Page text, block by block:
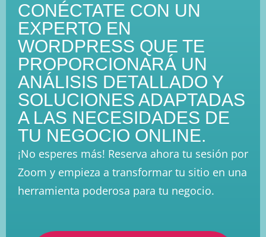
CONÉCTATE CON UN
EXPERTO EN
WORDPRESS QUE TE
PROPORCIONARÁ UN
ANÁLISIS DETALLADO Y
SOLUCIONES ADAPTADAS
A LAS NECESIDADES DE
TU NEGOCIO ONLINE.
¡No esperes más! Reserva ahora tu sesión por
Zoom y empieza a transformar tu sitio en una
herramienta poderosa para tu negocio.